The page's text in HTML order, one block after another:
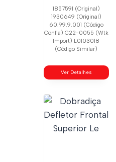
1857591 (Original)
1930649 (Original)
60.99.9.001 (Código
Confia) C22-0055 (Wtk
Import) L0103018
(Código Similar)
Ver Detalhes